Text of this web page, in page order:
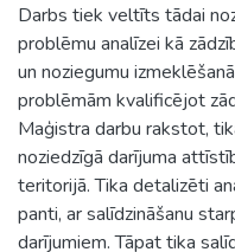
Darbs tiek veltīts tādai
problēmu analīzei kā
un noziegumu
problēmām kvalificējot
Maģistra darbu rakstot,
noziedzīgā darījuma
teritorijā. Tika detalizēti
panti, ar salīdzināšanu
darījumiem. Tāpat tika